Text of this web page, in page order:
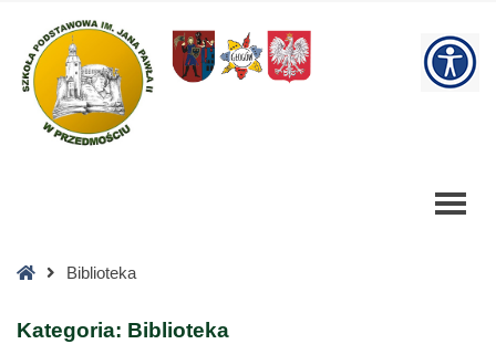
Archives
Strona
Podstawowa
StronaBiblioteka
Kategoria: Biblioteka